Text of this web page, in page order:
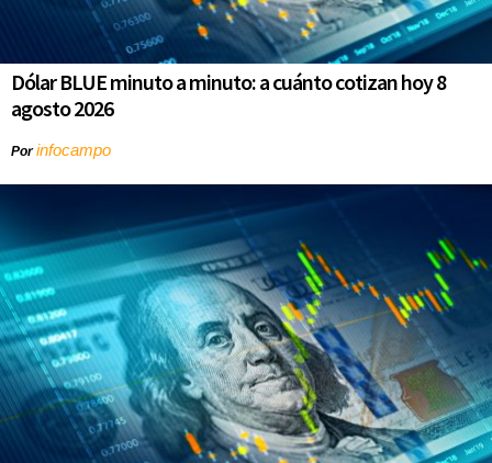
Dólar BLUE minuto a minuto: a cuánto cotizan hoy 8
agosto 2026
Porinfocampo